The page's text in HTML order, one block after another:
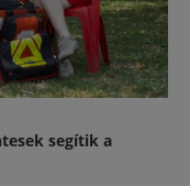
segítik a